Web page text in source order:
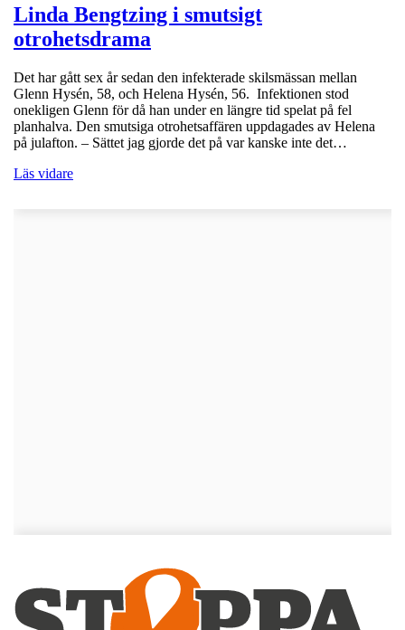
Linda Bengtzing i smutsigt
otrohetsdrama
Det har gått sex år sedan den infekterade skilsmässan mellan
Glenn Hysén, 58, och Helena Hysén, 56. Infektionen stod
onekligen Glenn för då han under en längre tid spelat på fel
planhalva. Den smutsiga otrohetsaffären uppdagades av Helena
på julafton. – Sättet jag gjorde det på var kanske inte det…
Läs vidare